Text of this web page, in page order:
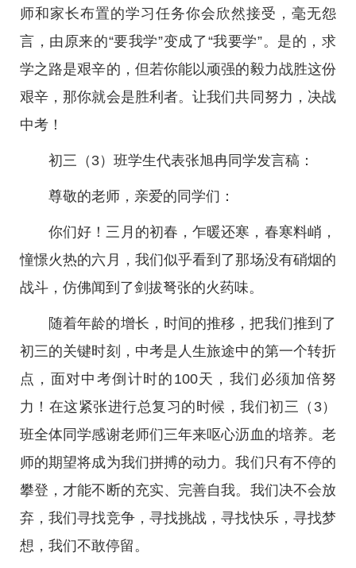
师和家长布置的学习任务你会欣然接受，毫无怨
言，由原来的“要我学”变成了“我要学”。是的，求
学之路是艰辛的，但若你能以顽强的毅力战胜这份
艰辛，那你就会是胜利者。让我们共同努力，决战
中考！
初三（3）班学生代表张旭冉同学发言稿：
尊敬的老师，亲爱的同学们：
你们好！三月的初春，乍暖还寒，春寒料峭，
憧憬火热的六月，我们似乎看到了那场没有硝烟的
战斗，仿佛闻到了剑拔弩张的火药味。
随着年龄的增长，时间的推移，把我们推到了
初三的关键时刻，中考是人生旅途中的第一个转折
点，面对中考倒计时的100天，我们必须加倍努
力！在这紧张进行总复习的时候，我们初三（3）
班全体同学感谢老师们三年来呕心沥血的培养。老
师的期望将成为我们拼搏的动力。我们只有不停的
攀登，才能不断的充实、完善自我。我们决不会放
弃，我们寻找竞争，寻找挑战，寻找快乐，寻找梦
想，我们不敢停留。